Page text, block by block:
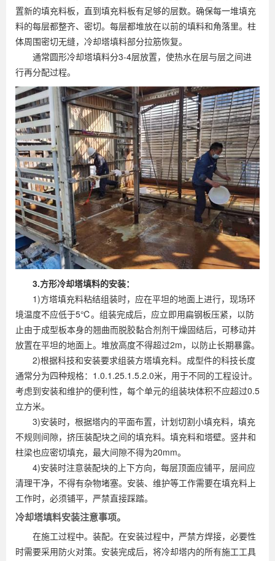
置新的填充料板，直到填充料板有足够的层数。确保每一堆填充
料的每层都整齐、密切。每层都堆放在以前的填料和角落里。柱
体周围密切无缝，冷却塔填料部分拉筋恢复。
通常圆形冷却塔填料分3-4层放置，使热水在层与层之间进
行再分配过程。
3.方形冷却塔填料的安装：
1)方塔填充料粘结组装时，应在平坦的地面上进行，现场环
境温度不应低于5℃。组装完成后，应立即用扁钢板压紧，以防
止由于成型板本身的翘曲而脱胶黏合剂剂干燥固结后，可移动并
放置在平坦的地面上。堆放高度不得超过2m，以防止长期暴露。
2)根据科技和安装要求组装方塔填充料。成型件的科技长度
通常分为四种规格：1.0.1.25.1.5.2.0米，用于不同的工程设计。
考虑到安装和维护的便利性，每个单元的组装块体积不应超过0.5
立方米。
3)安装时，根据塔内的平面布置，计划切割小填充料，填充
不规则间隙，挤压装配块之间的填充料。填充料和塔壁。竖井和
柱梁也应密切填充，最大间隙不得为20mm。
4)安装时注意装配块的上下方向，每层顶面应铺平，层间应
清理干净，不得有杂物堵塞。安装、维护等工作需要在填充料上
工作时，必须铺平，严禁直接踩踏。
冷却塔填料安装注意事项。
在施工过程中。装配。在安装过程中，严禁方焊接，必要性
时需要采用防火对策。安装完成后，将冷却塔内的所有施工工具